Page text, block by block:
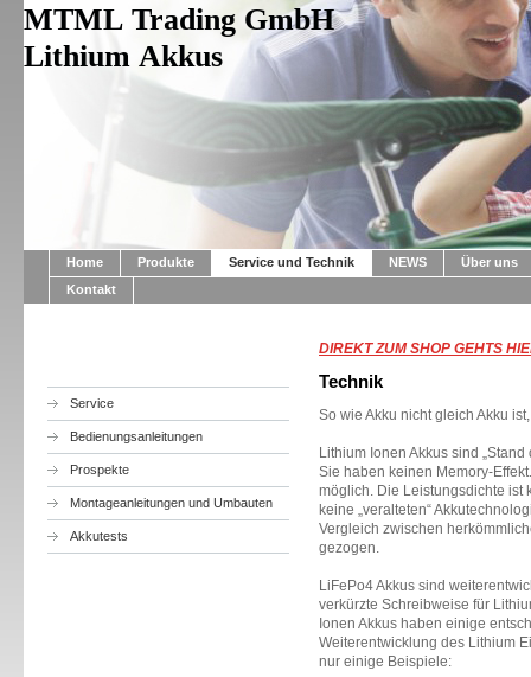
MTML Trading GmbH
Lithium Akkus
Home Produkte Service und Technik NEWS
Über uns
Kontakt
Service
Bedienungsanleitungen
Prospekte
Montageanleitungen und Umbauten
Akkutests
DIREKT ZUM SHOP GEHTS
Technik
So wie Akku nicht gleich Akku
Lithium Ionen Akkus sind
Sie haben keinen Memory-
möglich. Die Leistungsdichte ist
keine „veralteten“
Vergleich zwischen
gezogen.
LiFePo4 Akkus sind
verkürzte Schreibweise für
Ionen Akkus haben einige
Weiterentwicklung des Lithium
nur einige Beispiele: